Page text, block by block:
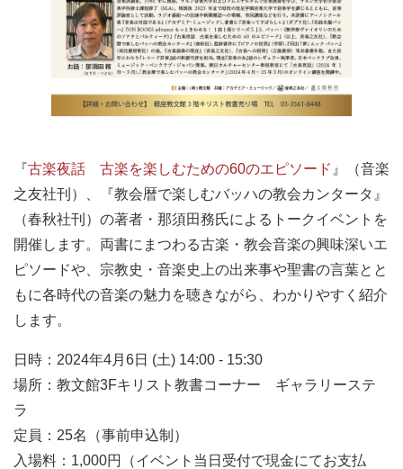
『古楽夜話 古楽を楽しむための60のエピソード 』（音楽
之友社刊）、『教会暦で楽しむバッハの教会カンタータ』
（春秋社刊）の著者・那須田務氏によるトークイベントを
開催します。両書にまつわる古楽・教会音楽の興味深いエ
ピソードや、宗教史・音楽史上の出来事や聖書の言葉とと
もに各時代の音楽の魅力を聴きながら、わかりやすく紹介
します。
日時：2024年4月6日 (土) 14:00 - 15:30
場所：教文館3Fキリスト教書コーナー ギャラリーステ
ラ
定員：25名（事前申込制）
入場料：1,000円（イベント当日受付で現金にてお支払